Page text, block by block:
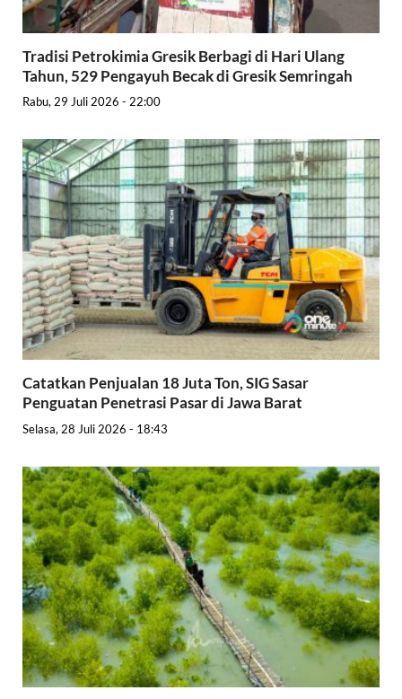
Tradisi Petrokimia Gresik Berbagi di Hari Ulang
Tahun, 529 Pengayuh Becak di Gresik Semringah
Rabu, 29 Juli 2026 - 22:00
Catatkan Penjualan 18 Juta Ton, SIG Sasar
Penguatan Penetrasi Pasar di Jawa Barat
Selasa, 28 Juli 2026 - 18:43